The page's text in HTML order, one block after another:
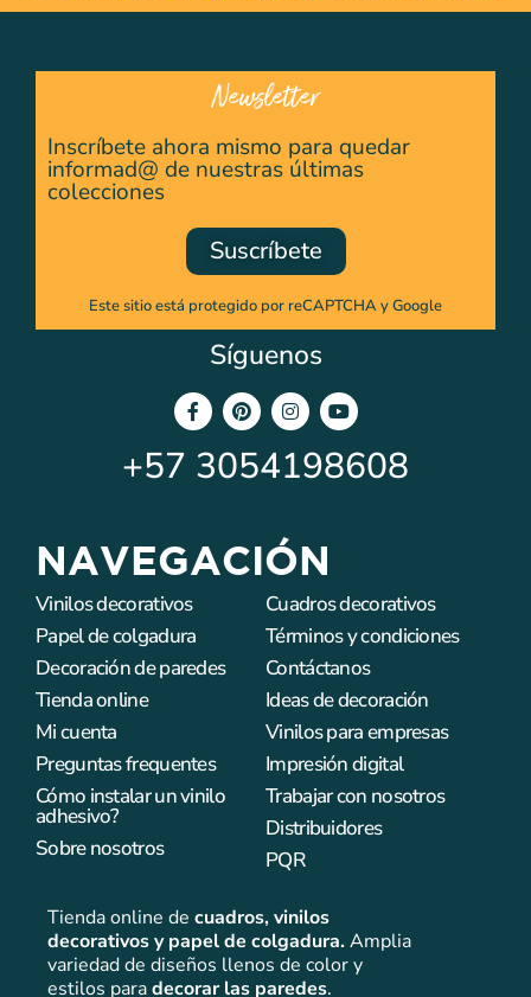
Tienda online de cuadros,vinilos
decorativos y papel de colgadura.Amplia
variedad de diseños llenos de color y
estilos paradecorar las paredes.
NAVEGACIÓN
Vinilos decorativos
Papel de colgadura
Decoración de paredes
Tienda online
Mi cuenta
Preguntas frequentes
Cómo instalar un vinilo
adhesivo?
Sobre nosotros
Cuadros decorativos
Términos y condiciones
Contáctanos
Ideas de decoración
Vinilos para empresas
Impresión digital
Trabajar con nosotros
Distribuidores
PQR
Newsletter
Inscríbete ahora mismo para quedar
informad@ de nuestras últimas
colecciones
Suscríbete
Este sitio está protegido por reCAPTCHA y Google
Síguenos
+57 3054198608